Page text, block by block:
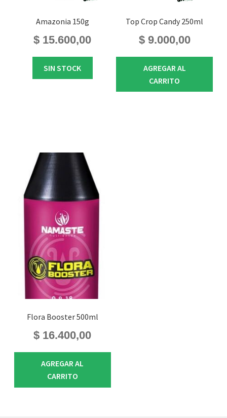
Amazonia 150g
$ 15.600,00
SIN STOCK
Top Crop Candy 250ml
$9.000,00
AGREGAR AL
CARRITO
Flora Booster 500ml
$ 16.400,00
AGREGAR AL
CARRITO